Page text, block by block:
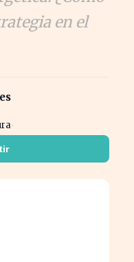
en el